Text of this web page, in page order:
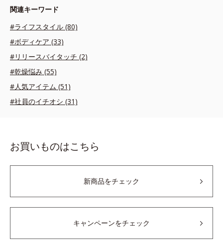
関連キーワード
#ライフスタイル (80)
#ボディケア (33)
#リリースバイタッチ (2)
#乾燥悩み (55)
#人気アイテム (51)
#社員のイチオシ (31)
お買いものはこちら
新商品をチェック
キャンペーンをチェック